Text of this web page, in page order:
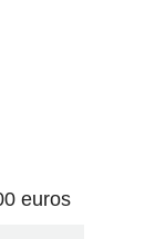
euros